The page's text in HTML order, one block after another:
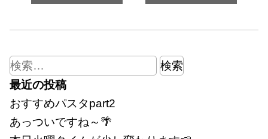
検
索:
最近の投稿
おすすめパスタpart2
あっついですね～🌴